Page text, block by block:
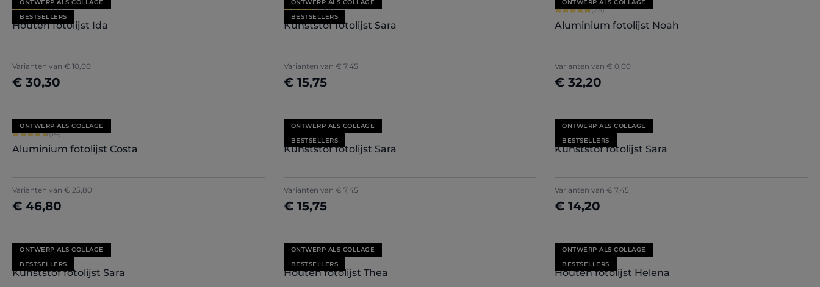
ONTWERP ALS COLLAGE
BESTSELLERS
Gemiddelde waardering van 4.79 van 5 sterren
(33)
Houten fotolijst Ida
Varianten van € 10,00
€ 30,30
Nu configureren
ONTWERP ALS COLLAGE
BESTSELLERS
Gemiddelde waardering van 4.71 van 5 sterren
(85)
Kunststof fotolijst Sara
Varianten van € 7,45
€ 15,75
Nu configureren
ONTWERP ALS COLLAGE
Gemiddelde waardering van 4.91 van 5 sterren
(23)
Aluminium fotolijst Noah
Varianten van € 0,00
€ 32,20
Nu configureren
ONTWERP ALS COLLAGE
Gemiddelde waardering van 4.86 van 5 sterren
(14)
Aluminium fotolijst Costa
Varianten van € 25,80
€ 46,80
Nu configureren
ONTWERP ALS COLLAGE
BESTSELLERS
Gemiddelde waardering van 4.71 van 5 sterren
(85)
Kunststof fotolijst Sara
Varianten van € 7,45
€ 15,75
Nu configureren
ONTWERP ALS COLLAGE
BESTSELLERS
Gemiddelde waardering van 4.71 van 5 sterren
(85)
Kunststof fotolijst Sara
Varianten van € 7,45
€ 14,20
Nu configureren
ONTWERP ALS COLLAGE
BESTSELLERS
Gemiddelde waardering van 4.71 van 5 sterren
(85)
Kunststof fotolijst Sara
ONTWERP ALS COLLAGE
BESTSELLERS
Gemiddelde waardering van 5 van 5 sterren
(10)
Houten fotolijst Thea
ONTWERP ALS COLLAGE
BESTSELLERS
Gemiddelde waardering van 4.8 van 5 sterren
(15)
Houten fotolijst Helena